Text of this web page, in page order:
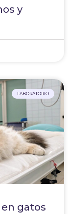
y
LABORATORIO
gatos